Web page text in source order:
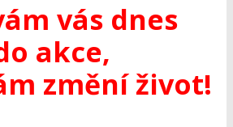
vás dnes
akce,
změní život!